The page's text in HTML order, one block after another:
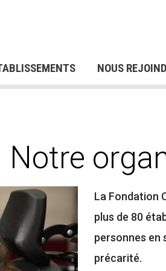
NOUS
NOS
Notre
La Fondation
plus de 80
personnes en
précarité.